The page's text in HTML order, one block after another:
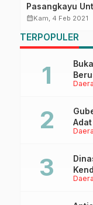
Pasangkayu
Anggota DPRD
calendar_monthKam, 4 Feb 2021
TERPOPULER